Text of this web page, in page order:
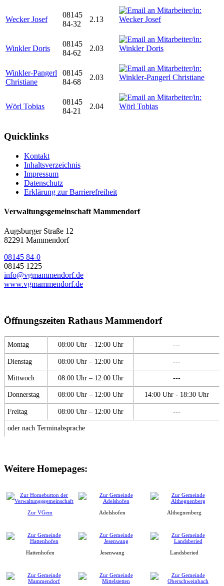
Wecker Josef
08145
84-32
2.13
Winkler Doris
08145
84-62
2.03
Winkler-Pangerl
Christiane
08145
84-68
2.03
Wörl Tobias
08145
84-21
2.04
Quicklinks
Kontakt
Inhaltsverzeichnis
Impressum
Datenschutz
Erklärung zur Barrierefreiheit
Verwaltungsgemeinschaft Mammendorf
Augsburger Straße 12
82291 Mammendorf
08145 84-0
08145 1225
info@vgmammendorf.de
www.vgmammendorf.de
Öffnungszeiten Rathaus Mammendorf
Montag 08:00 Uhr – 12:00 Uhr ---
Dienstag 08:00 Uhr – 12:00 Uhr ---
Mittwoch 08:00 Uhr – 12:00 Uhr ---
Donnerstag 08:00 Uhr – 12:00 Uhr 14:00 Uhr - 18:30 Uhr
Freitag 08:00 Uhr – 12:00 Uhr ---
oder nach Terminabsprache
Weitere Homepages:
Zur VGem Adelshofen Althegnenberg
Hattenhofen Jesenwang Landsberied